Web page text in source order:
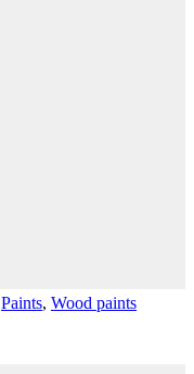
Paints, Wood paints